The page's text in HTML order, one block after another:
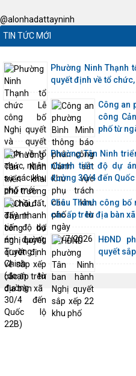
@alonhadattayninh
TIN TỨC MỚI
Phường Ninh Thạnh
quyết định về tổ
Công an
công
phố từ
Phường Tân Ninh
nhanh tiến độ dự
đường 30/4 đến Quốc
Châu Thành công
các ấp trên địa bàn xã
HĐND
quyết